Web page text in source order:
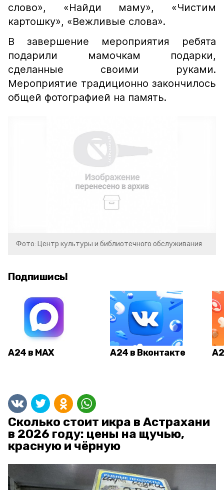
слово», «Найди маму», «Чистим
картошку», «Вежливые слова».
В завершение мероприятия ребята
подарили мамочкам подарки,
сделанные своими руками.
Мероприятие традиционно закончилось
общей фотографией на память.
Фото: Центр культуры и библиотечного обслуживания
Подпишись!
А24 в MAX А24 в Вконтакте
Сколько стоит икра в Астрахани
в 2026 году: цены на щучью,
красную и чёрную